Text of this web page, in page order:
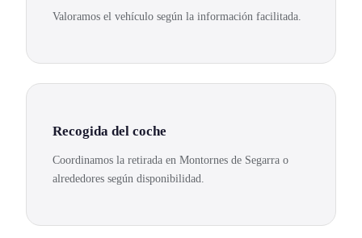
Valoramos el vehículo según la información facilitada.
Recogida del coche
Coordinamos la retirada en Montornes de Segarra o
alrededores según disponibilidad.